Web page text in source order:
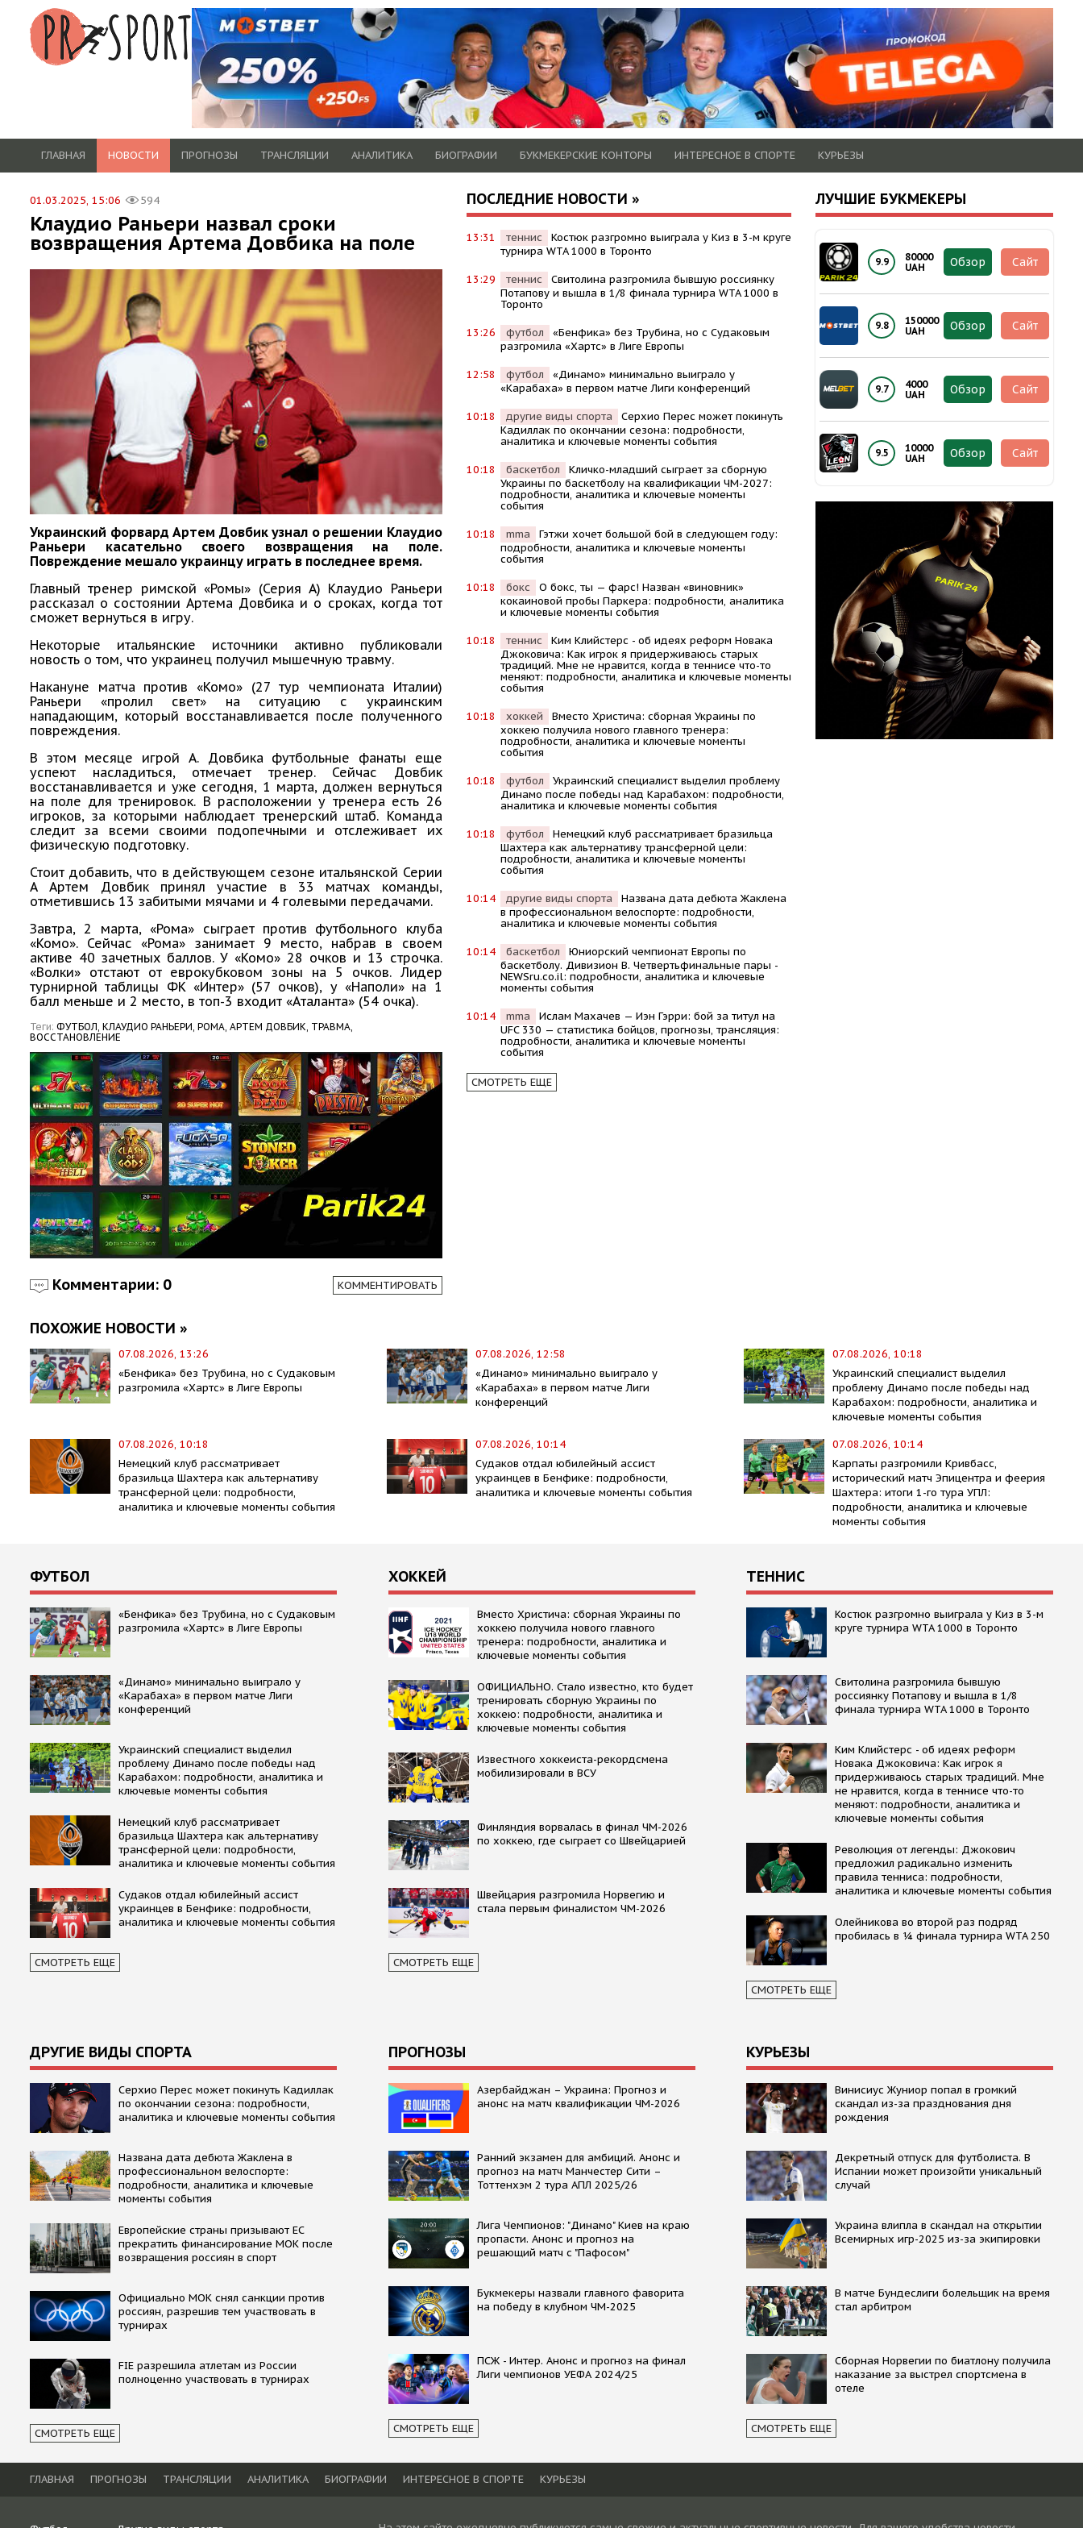
ГЛАВНАЯ НОВОСТИ ПРОГНОЗЫ ТРАНСЛЯЦИИ АНАЛИТИКА БИОГРАФИИ БУКМЕКЕРСКИЕ КОНТОРЫ ИНТЕРЕСНОЕ В СПОРТЕ КУРЬЕЗЫ
01.03.2025, 15:06 594
Клаудио Раньери назвал сроки
возвращения Артема Довбика на поле
Украинский форвард Артем Довбик узнал о решении Клаудио
Раньери касательно своего возвращения на поле.
Повреждение мешало украинцу играть в последнее время.
Главный тренер римской «Ромы» (Серия А) Клаудио Раньери
рассказал о состоянии Артема Довбика и о сроках, когда тот
сможет вернуться в игру.
Некоторые итальянские источники активно публиковали
новость о том, что украинец получил мышечную травму.
Накануне матча против «Комо» (27 тур чемпионата Италии)
Раньери «пролил свет» на ситуацию с украинским
нападающим, который восстанавливается после полученного
повреждения.
В этом месяце игрой А. Довбика футбольные фанаты еще
успеют насладиться, отмечает тренер. Сейчас Довбик
восстанавливается и уже сегодня, 1 марта, должен вернуться
на поле для тренировок. В расположении у тренера есть 26
игроков, за которыми наблюдает тренерский штаб. Команда
следит за всеми своими подопечными и отслеживает их
физическую подготовку.
Стоит добавить, что в действующем сезоне итальянской Серии
А Артем Довбик принял участие в 33 матчах команды,
отметившись 13 забитыми мячами и 4 голевыми передачами.
Завтра, 2 марта, «Рома» сыграет против футбольного клуба
«Комо». Сейчас «Рома» занимает 9 место, набрав в своем
активе 40 зачетных баллов. У «Комо» 28 очков и 13 строчка.
«Волки» отстают от еврокубковом зоны на 5 очков. Лидер
турнирной таблицы ФК «Интер» (57 очков), у «Наполи» на 1
балл меньше и 2 место, в топ-3 входит «Аталанта» (54 очка).
Теги: ФУТБОЛ, КЛАУДИО РАНЬЕРИ, РОМА, АРТЕМ ДОВБИК, ТРАВМА,
ВОССТАНОВЛЕНИЕ
Комментарии: 0 КОММЕНТИРОВАТЬ
ПОСЛЕДНИЕ НОВОСТИ »
13:31 теннис
Костюк разгромно выиграла у Киз в 3-м круге
турнира WTA 1000 в Торонто
13:29 теннис
Свитолина разгромила бывшую россиянку
Потапову и вышла в 1/8 финала турнира WTA 1000 в
Торонто
13:26 футбол
«Бенфика» без Трубина, но с Судаковым
разгромила «Хартс» в Лиге Европы
12:58 футбол
«Динамо» минимально выиграло у
«Карабаха» в первом матче Лиги конференций
10:18 другие виды спорта
Серхио Перес может покинуть
Кадиллак по окончании сезона: подробности,
аналитика и ключевые моменты события
10:18 баскетбол
Кличко-младший сыграет за сборную
Украины по баскетболу на квалификации ЧМ-2027:
подробности, аналитика и ключевые моменты
события
10:18 mma
Гэтжи хочет большой бой в следующем году:
подробности, аналитика и ключевые моменты
события
10:18 бокс
О бокс, ты — фарс! Назван «виновник»
кокаиновой пробы Паркера: подробности, аналитика
и ключевые моменты события
10:18 теннис
Kим Kлийстерс - об идеях реформ Новака
Джоковича: Kак игрок я придерживаюсь старых
традиций. Мне не нравится, когда в теннисе что-то
меняют: подробности, аналитика и ключевые моменты
события
10:18 хоккей
Вместо Христича: сборная Украины по
хоккею получила нового главного тренера:
подробности, аналитика и ключевые моменты
события
10:18 футбол
Украинский специалист выделил проблему
Динамо после победы над Карабахом: подробности,
аналитика и ключевые моменты события
10:18 футбол
Немецкий клуб рассматривает бразильца
Шахтера как альтернативу трансферной цели:
подробности, аналитика и ключевые моменты
события
10:14 другие виды спорта
Названа дата дебюта Жаклена
в профессиональном велоспорте: подробности,
аналитика и ключевые моменты события
10:14 баскетбол
Юниорский чемпионат Европы по
баскетболу. Дивизион В. Четвертьфинальные пары -
NEWSru.co.il: подробности, аналитика и ключевые
моменты события
10:14 mma
Ислам Махачев — Иэн Гэрри: бой за титул на
UFC 330 — статистика бойцов, прогнозы, трансляция:
подробности, аналитика и ключевые моменты
события
СМОТРЕТЬ ЕЩЕ
ЛУЧШИЕ БУКМЕКЕРЫ
9.9
80000
UAH
Обзор Сайт
9.8
150000
UAH
Обзор Сайт
9.7
4000
UAH
Обзор Сайт
9.5
10000
UAH
Обзор Сайт
ПОХОЖИЕ НОВОСТИ »
07.08.2026, 13:26
«Бенфика» без Трубина, но с Судаковым
разгромила «Хартс» в Лиге Европы
07.08.2026, 12:58
«Динамо» минимально выиграло у
«Карабаха» в первом матче Лиги
конференций
07.08.2026, 10:18
Украинский специалист выделил
проблему Динамо после победы над
Карабахом: подробности, аналитика и
ключевые моменты события
07.08.2026, 10:18
Немецкий клуб рассматривает
бразильца Шахтера как альтернативу
трансферной цели: подробности,
аналитика и ключевые моменты события
07.08.2026, 10:14
Судаков отдал юбилейный ассист
украинцев в Бенфике: подробности,
аналитика и ключевые моменты события
07.08.2026, 10:14
Карпаты разгромили Кривбасс,
исторический матч Эпицентра и феерия
Шахтера: итоги 1-го тура УПЛ:
подробности, аналитика и ключевые
моменты события
ФУТБОЛ
«Бенфика» без Трубина, но с Судаковым
разгромила «Хартс» в Лиге Европы
«Динамо» минимально выиграло у
«Карабаха» в первом матче Лиги
конференций
Украинский специалист выделил
проблему Динамо после победы над
Карабахом: подробности, аналитика и
ключевые моменты события
Немецкий клуб рассматривает
бразильца Шахтера как альтернативу
трансферной цели: подробности,
аналитика и ключевые моменты события
Судаков отдал юбилейный ассист
украинцев в Бенфике: подробности,
аналитика и ключевые моменты события
СМОТРЕТЬ ЕЩЕ
ХОККЕЙ
Вместо Христича: сборная Украины по
хоккею получила нового главного
тренера: подробности, аналитика и
ключевые моменты события
ОФИЦИАЛЬНО. Стало известно, кто будет
тренировать сборную Украины по
хоккею: подробности, аналитика и
ключевые моменты события
Известного хоккеиста-рекордсмена
мобилизировали в ВСУ
Финляндия ворвалась в финал ЧМ-2026
по хоккею, где сыграет со Швейцарией
Швейцария разгромила Норвегию и
стала первым финалистом ЧМ-2026
СМОТРЕТЬ ЕЩЕ
ТЕННИС
Костюк разгромно выиграла у Киз в 3-м
круге турнира WTA 1000 в Торонто
Свитолина разгромила бывшую
россиянку Потапову и вышла в 1/8
финала турнира WTA 1000 в Торонто
Kим Kлийстерс - об идеях реформ
Новака Джоковича: Kак игрок я
придерживаюсь старых традиций. Мне
не нравится, когда в теннисе что-то
меняют: подробности, аналитика и
ключевые моменты события
Революция от легенды: Джокович
предложил радикально изменить
правила тенниса: подробности,
аналитика и ключевые моменты события
Олейникова во второй раз подряд
пробилась в ¼ финала турнира WTA 250
СМОТРЕТЬ ЕЩЕ
ДРУГИЕ ВИДЫ СПОРТА
Серхио Перес может покинуть Кадиллак
по окончании сезона: подробности,
аналитика и ключевые моменты события
Названа дата дебюта Жаклена в
профессиональном велоспорте:
подробности, аналитика и ключевые
моменты события
Европейские страны призывают ЕС
прекратить финансирование МОК после
возвращения россиян в спорт
Официально МОК снял санкции против
россиян, разрешив тем участвовать в
турнирах
FIE разрешила атлетам из России
полноценно участвовать в турнирах
СМОТРЕТЬ ЕЩЕ
ПРОГНОЗЫ
Азербайджан – Украина: Прогноз и
анонс на матч квалификации ЧМ-2026
Ранний экзамен для амбиций. Анонс и
прогноз на матч Манчестер Сити –
Тоттенхэм 2 тура АПЛ 2025/26
Лига Чемпионов: "Динамо" Киев на краю
пропасти. Анонс и прогноз на
решающий матч с "Пафосом"
Букмекеры назвали главного фаворита
на победу в клубном ЧМ-2025
ПСЖ - Интер. Анонс и прогноз на финал
Лиги чемпионов УЕФА 2024/25
СМОТРЕТЬ ЕЩЕ
КУРЬЕЗЫ
Винисиус Жуниор попал в громкий
скандал из-за празднования дня
рождения
Декретный отпуск для футболиста. В
Испании может произойти уникальный
случай
Украина влипла в скандал на открытии
Всемирных игр-2025 из-за экипировки
В матче Бундеслиги болельщик на время
стал арбитром
Сборная Норвегии по биатлону получила
наказание за выстрел спортсмена в
отеле
СМОТРЕТЬ ЕЩЕ
ГЛАВНАЯ ПРОГНОЗЫ ТРАНСЛЯЦИИ АНАЛИТИКА БИОГРАФИИ ИНТЕРЕСНОЕ В СПОРТЕ КУРЬЕЗЫ